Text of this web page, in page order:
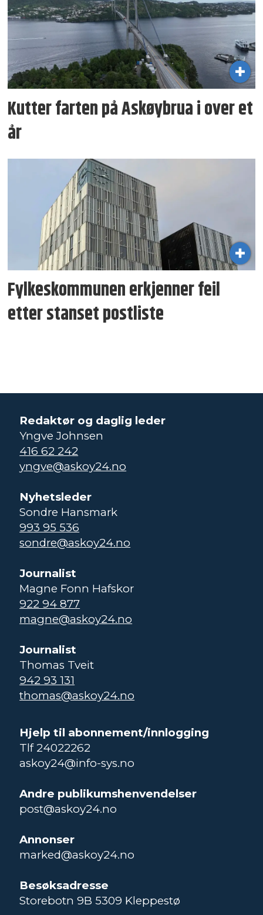
Kutter farten på Askøybrua i over et
år
Fylkeskommunen erkjenner feil
etter stanset postliste
Redaktør og daglig leder
Yngve Johnsen
416 62 242
yngve@askoy24.no
Nyhetsleder
Sondre Hansmark
993 95 536
sondre@askoy24.no
Journalist
Magne Fonn Hafskor
922 94 877
magne@askoy24.no
Journalist
Thomas Tveit
942 93 131
thomas@askoy24.no
Hjelp til abonnement/innlogging
Tlf 24022262
askoy24@info-sys.no
Andre publikumshenvendelser
post@askoy24.no
Annonser
marked@askoy24.no
Besøksadresse
Storebotn 9B 5309 Kleppestø